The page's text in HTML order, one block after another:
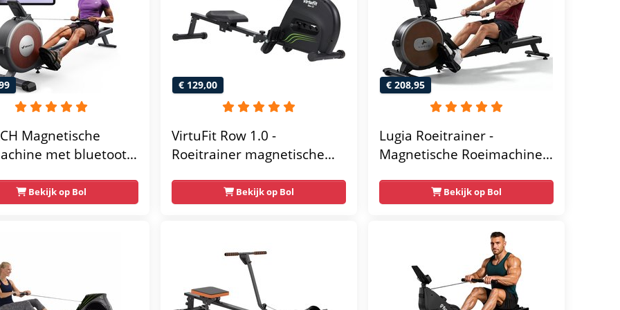
Magnetische
met bluetooth
roeitrainer voor thuis
app - LCD-
dubbele
- verticaal opbergen
Bekijk op Bol
€ 129,00
VirtuFit Row 1.0 -
Roeitrainer magnetische
LCD-scherm - 4
Trainingsniveaus -
Weerstand - Roeiapparaat
voor Thuis - Zwart
Bekijk op Bol
€ 208,95
Lugia Roeitrainer -
Magnetische Roeimachine -
Geschikt voor lange
gebruikers - Inklapbaar
Bekijk op Bol